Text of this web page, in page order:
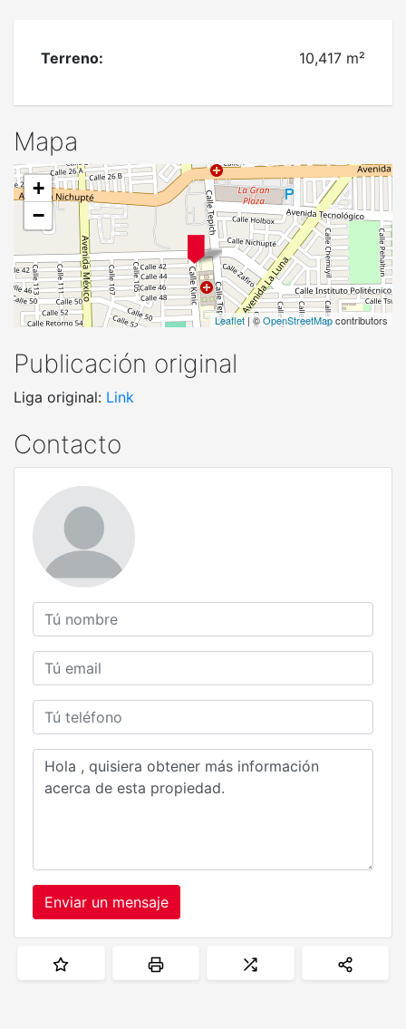
Terreno: 10,417 m²
Mapa
+
−
Leaflet| ©OpenStreetMapcontributors
Publicación original
Liga original: Link
Contacto
Enviar un mensaje